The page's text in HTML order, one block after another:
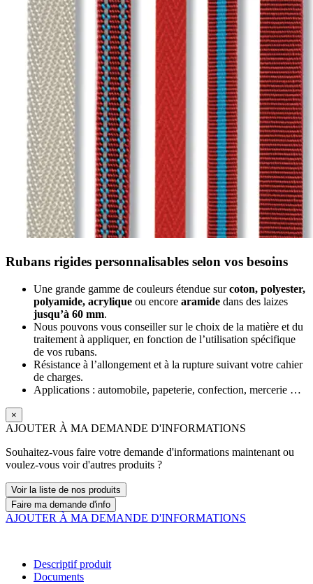
Rubans rigides personnalisables selon vos besoins
Une grande gamme de couleurs étendue surcoton, polyester,
polyamide, acrylique ou encore aramide dans des laizes
jusqu’à 60 mm.
Nous pouvons vous conseiller sur le choix de la matière et du
traitement à appliquer, en fonction de l’utilisation spécifique
de vos rubans.
Résistance à l’allongement et à la rupture suivant votre cahier
de charges.
Applications : automobile, papeterie, confection, mercerie …
×
AJOUTER À MA DEMANDE D'INFORMATIONS
Souhaitez-vous faire votre demande d'informations maintenant ou
voulez-vous voir d'autres produits ?
Voir la liste de nos produits
Faire ma demande d'info
AJOUTER À MA DEMANDE D'INFORMATIONS
Descriptif produit
Documents